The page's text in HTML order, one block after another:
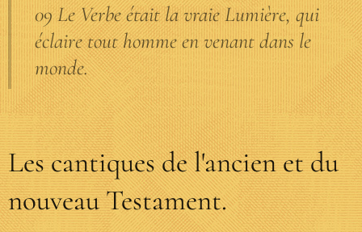
09 Le Verbe était la vraie Lumière, qui
éclaire tout homme en venant dans le
monde.
Les cantiques de l'ancien et du
nouveau Testament.